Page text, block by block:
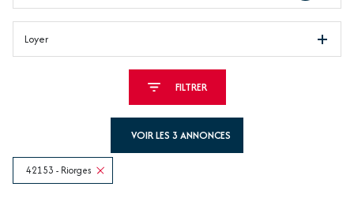
Loyer
FILTRER
VOIR LES 3 ANNONCES
42153 - Riorges